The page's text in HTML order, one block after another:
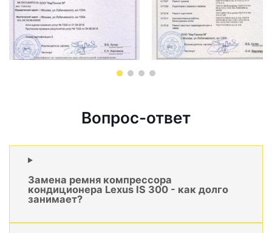
Вопрос-ответ
Замена ремня компрессора
кондиционера Lexus IS 300 - как долго
занимает?